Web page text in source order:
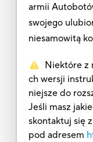
armii
swojego
niesamowitą
Niektóre z
ch wersji
niejsze do
Jeśli masz
skontaktuj się
pod adresem